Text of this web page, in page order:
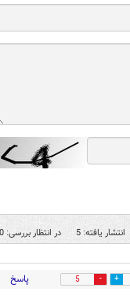
انتشار یافته: 5 در انتظار بررسی: 0
5 پاسخ